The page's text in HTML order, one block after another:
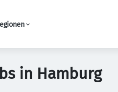
in Hamburg